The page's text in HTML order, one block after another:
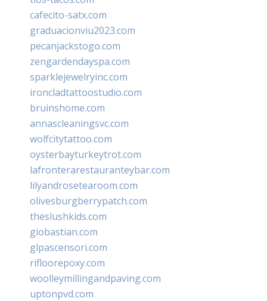
cafecito-satx.com
graduacionviu2023.com
pecanjackstogo.com
zengardendayspa.com
sparklejewelryinc.com
ironcladtattoostudio.com
bruinshome.com
annascleaningsvc.com
wolfcitytattoo.com
oysterbayturkeytrot.com
lafronterarestauranteybar.com
lilyandrosetearoom.com
olivesburgberrypatch.com
theslushkids.com
giobastian.com
glpascensori.com
rifloorepoxy.com
woolleymillingandpaving.com
uptonpvd.com